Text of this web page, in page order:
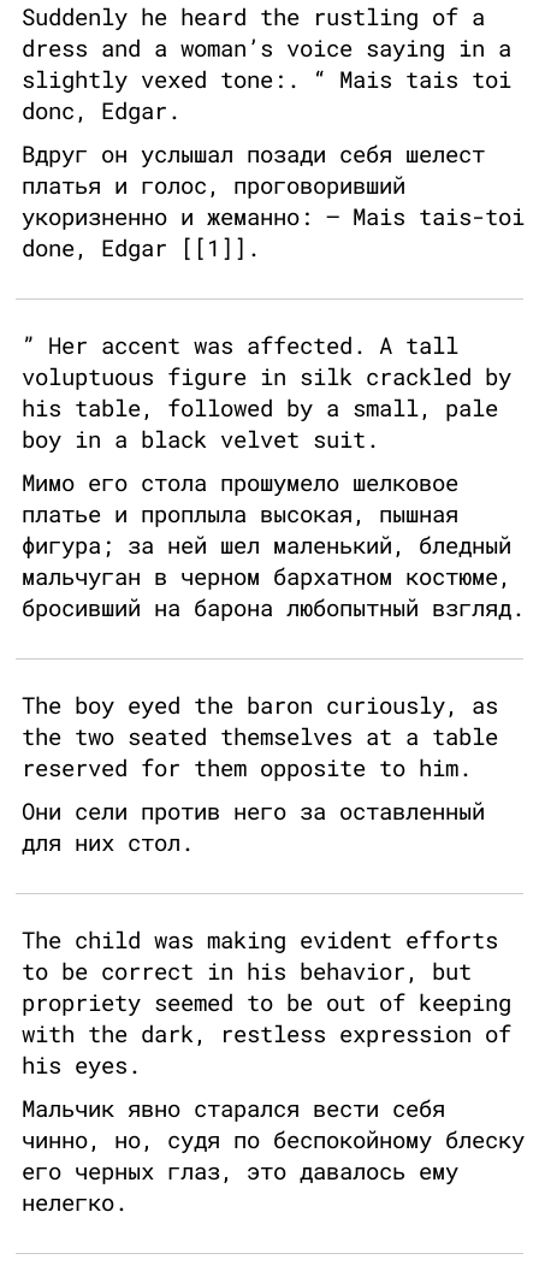
Suddenly he heard the rustling of a
dress and a woman’s voice saying in a
slightly vexed tone:. “ Mais tais toi
donc, Edgar.
Вдруг он услышал позади себя шелест
платья и голос, проговоривший
укоризненно и жеманно: – Mais tais-toi
done, Edgar [[1]].
” Her accent was affected. A tall
voluptuous figure in silk crackled by
his table, followed by a small, pale
boy in a black velvet suit.
Мимо его стола прошумело шелковое
платье и проплыла высокая, пышная
фигура; за ней шел маленький, бледный
мальчуган в черном бархатном костюме,
бросивший на барона любопытный взгляд.
The boy eyed the baron curiously, as
the two seated themselves at a table
reserved for them opposite to him.
Они сели против него за оставленный
для них стол.
The child was making evident efforts
to be correct in his behavior, but
propriety seemed to be out of keeping
with the dark, restless expression of
his eyes.
Мальчик явно старался вести себя
чинно, но, судя по беспокойному блеску
его черных глаз, это давалось ему
нелегко.